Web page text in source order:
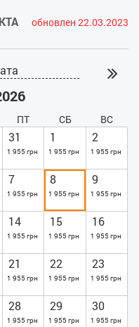
- кодовый замок,
оснащена всем
Всего здесь смогут
телевизор
утюгом, гладильной
столовых приборов,
другая кухонная утварь.
кабинка, бойлер.
обновлен 22.03.2023
ПТ СБ ВС
31
1 955 грн
1
1 955 грн
2
1 955 грн
7
1 955 грн
8
1 955 грн
9
1 955 грн
14
1 955 грн
15
1 955 грн
16
1 955 грн
21
1 955 грн
22
1 955 грн
23
1 955 грн
28
1 955 грн
29
1 955 грн
30
1 955 грн